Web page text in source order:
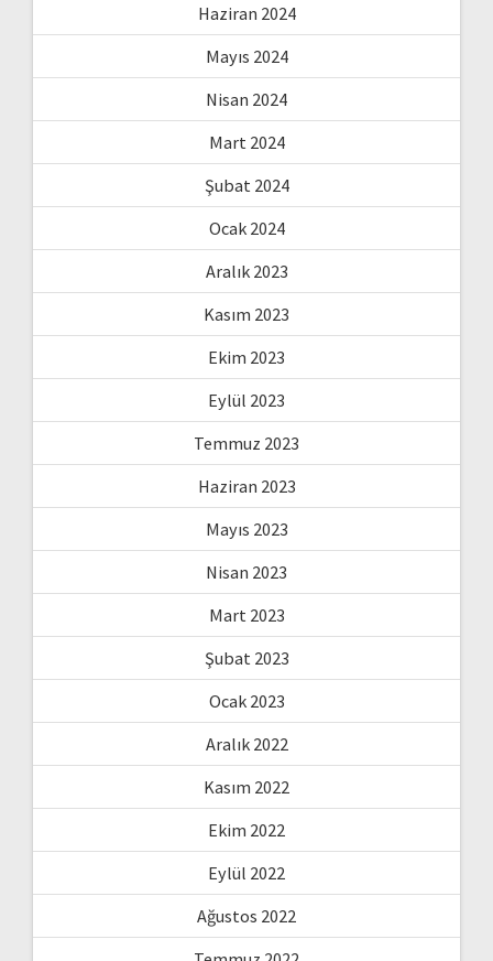
Haziran 2024
Mayıs 2024
Nisan 2024
Mart 2024
Şubat 2024
Ocak 2024
Aralık 2023
Kasım 2023
Ekim 2023
Eylül 2023
Temmuz 2023
Haziran 2023
Mayıs 2023
Nisan 2023
Mart 2023
Şubat 2023
Ocak 2023
Aralık 2022
Kasım 2022
Ekim 2022
Eylül 2022
Ağustos 2022